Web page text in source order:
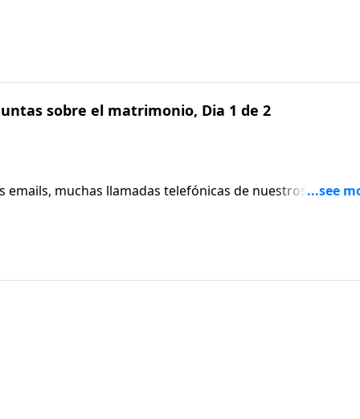
buscar consejería bíblica sobre problemas que
sobre el matrimonio, Dia 1 de 2
muchas llamadas telefónicas de nuestros
buscar consejería bíblica sobre problemas que